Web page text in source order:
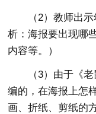
（2）教师出
析：海报要出现哪
内容等。）
（3）由于《
编的，在海报上怎
画、折纸、剪纸的